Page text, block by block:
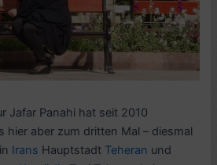
Jafar Panahi hat seit 2010
hier aber zum dritten Mal – diesmal
Irans Hauptstadt Teheran und